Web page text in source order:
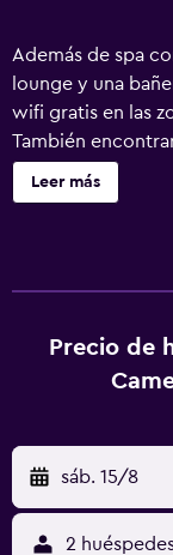
Además de spa
lounge y una
wifi gratis en las
También
servicios de spa y
Boutique Hotel
alojamiento
almohada. Se
personal de
web gracias a
servicios para las
escritorio y
Leer más
Precio de
sáb. 15/8
2